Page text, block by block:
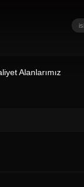
Alanlarımız